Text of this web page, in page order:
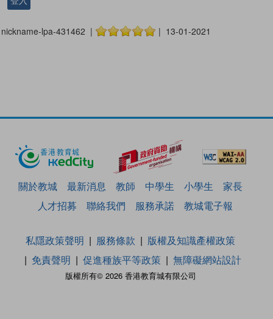
nickname-lpa-431462 | | 13-01-2021
關於教城 最新消息 教師 中學生 小學生
家長
人才招募
聯絡我們 服務承諾 教城電子報
版權所有© 2026 香港教育城有限公司
私隱政策聲明 服務條款
版權及知識產權政策
免責聲明
促進種族平等政策 無障礙網站設計